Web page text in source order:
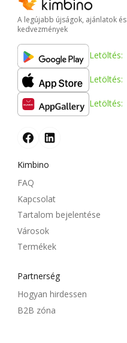
A legújabb újságok, ajánlatok és
kedvezmények
Letöltés:
Letöltés:
Letöltés:
Kimbino
FAQ
Kapcsolat
Tartalom bejelentése
Városok
Termékek
Partnerség
Hogyan hirdessen
B2B zóna